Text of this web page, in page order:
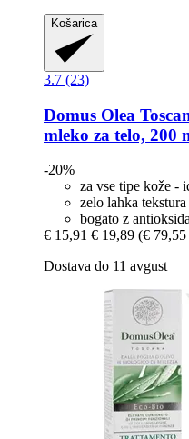
Košarica
3.7 (23)
Domus Olea
mleko za telo, 200
-20%
za vse tipe kože -
zelo lahka tekstura
bogato z
€ 15,91 € 19,89 (€
Dostava do 11 avgust